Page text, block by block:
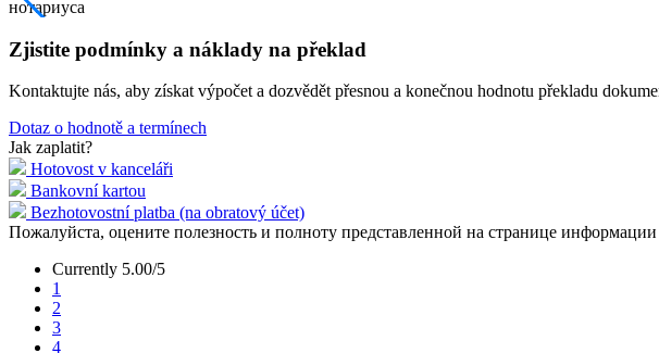
Zjistite podmínky a náklady na překlad
Kontaktujte nás, aby získat výpočet a dozvědět přesnou a konečnou hodnotu překladu
Dotaz o hodnotě a termínech
Jak zaplatit?
Hotovost v kanceláři
Bankovní kartou
Bezhotovostní platba (na obratový účet)
Пожалуйста, оцените полезность и полноту представленной на странице информации
Currently 5.00/5
1
2
3
4